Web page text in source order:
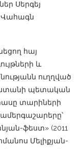
Սերգեյ
Վահագն
հայ
և
ուղղված
պետական
տարիների
ֆեստ» (2011
Մելիքյան-